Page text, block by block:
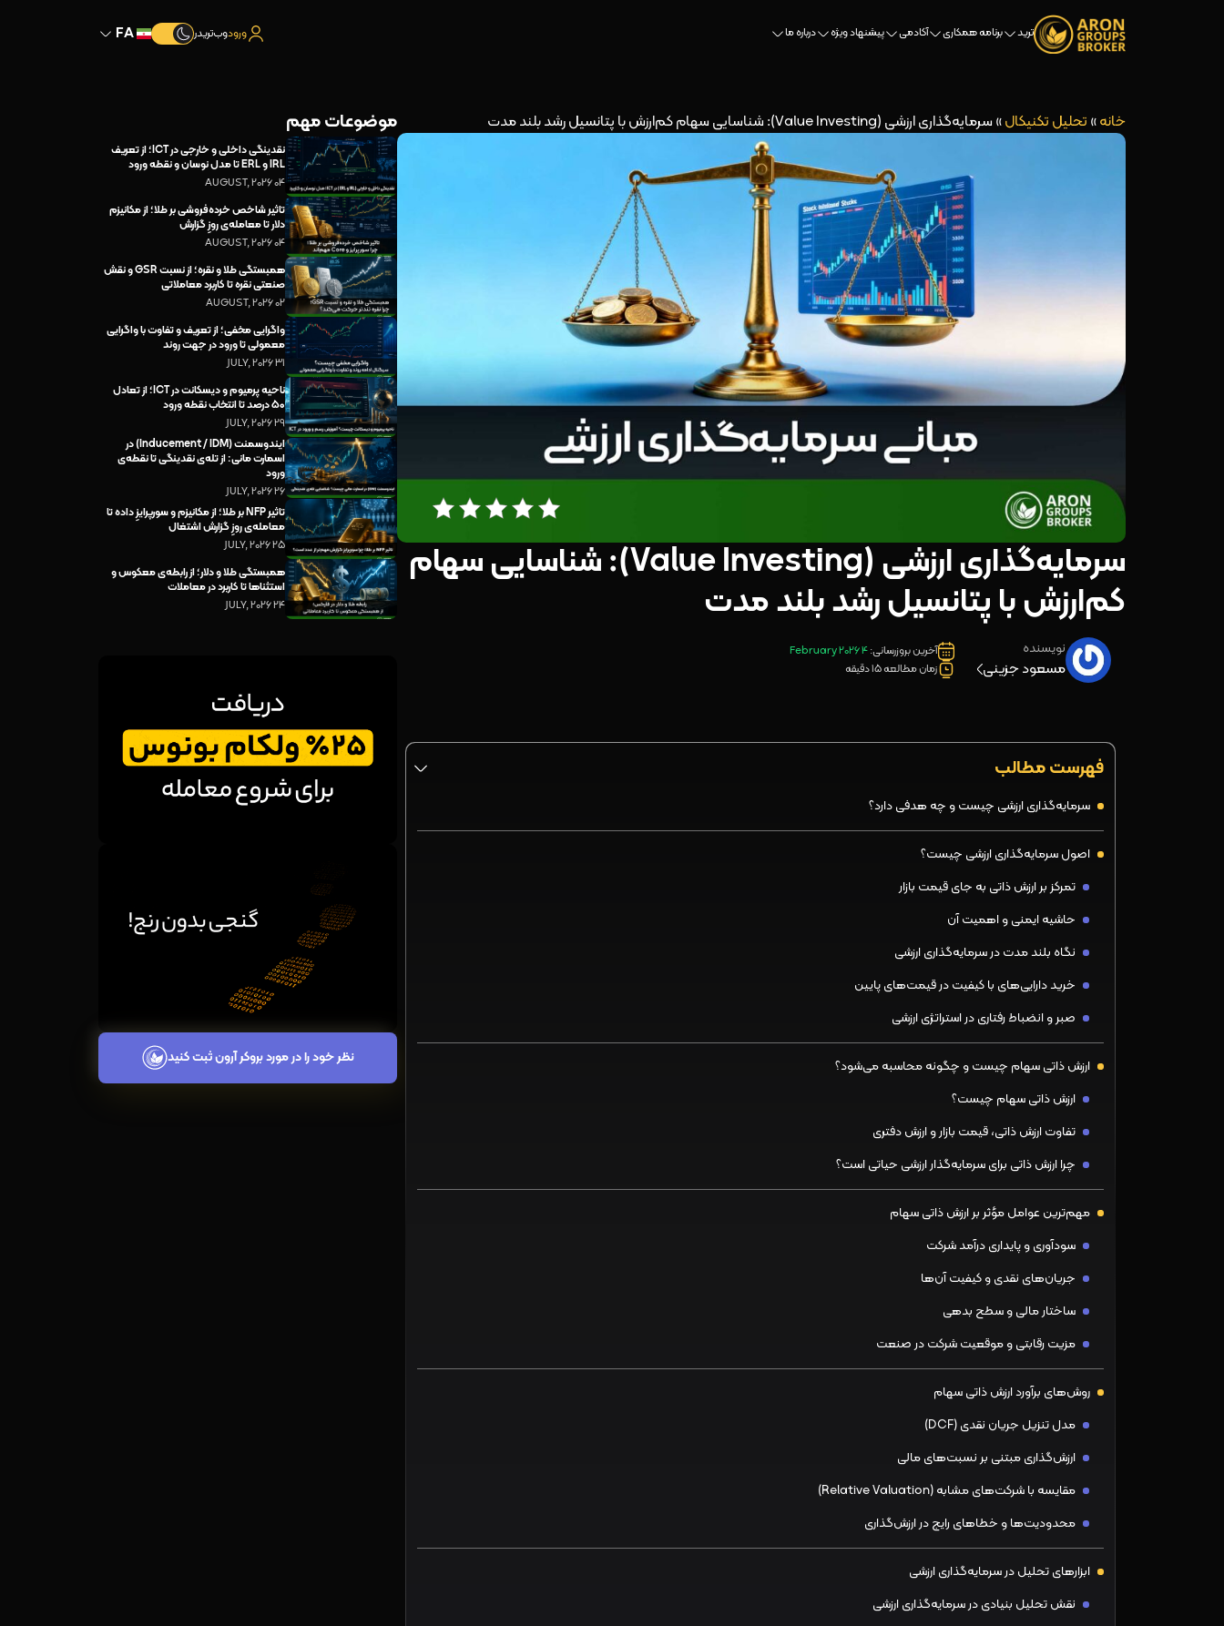
ترید برنامه همکاری آکادمی پیشنهاد ویژه درباره ما ورودوب‌تریدر
خانه» تحلیل تکنیکال» سرمایه‌گذاری ارزشی (Value Investing): شناسایی سهام کم‌ارزش با پتانسیل رشد بلند مدت
سرمایه‌گذاری ارزشی (Value Investing): شناسایی سهام
کم‌ارزش با پتانسیل رشد بلند مدت
نویسنده
مسعود جزینی
آخرین بروزرسانی:4 February 2026
زمان مطالعه 15 دقیقه
فهرست مطالب
سرمایه‌گذاری ارزشی چیست و چه هدفی دارد؟
اصول سرمایه‌گذاری ارزشی چیست؟
تمرکز بر ارزش ذاتی به‌ جای قیمت بازار
حاشیه ایمنی و اهمیت آن
نگاه بلند مدت در سرمایه‌گذاری ارزشی
خرید دارایی‌های با کیفیت در قیمت‌های پایین
صبر و انضباط رفتاری در استراتژی ارزشی
ارزش ذاتی سهام چیست و چگونه محاسبه می‌شود؟
ارزش ذاتی سهام چیست؟
تفاوت ارزش ذاتی، قیمت بازار و ارزش دفتری
چرا ارزش ذاتی برای سرمایه‌گذار ارزشی حیاتی است؟
مهم‌ترین عوامل مؤثر بر ارزش ذاتی سهام
سودآوری و پایداری درآمد شرکت
جریان‌های نقدی و کیفیت آن‌ها
ساختار مالی و سطح بدهی
مزیت رقابتی و موقعیت شرکت در صنعت
روش‌های برآورد ارزش ذاتی سهام
مدل تنزیل جریان نقدی (DCF)
ارزش‌گذاری مبتنی بر نسبت‌های مالی
مقایسه با شرکت‌های مشابه (Relative Valuation)
محدودیت‌ها و خطاهای رایج در ارزش‌گذاری
ابزارهای تحلیل در سرمایه‌گذاری ارزشی
نقش تحلیل بنیادی در سرمایه‌گذاری ارزشی
موضوعات مهم
نقدینگی داخلی و خارجی در ICT؛ از تعریف
IRL و ERL تا مدل نوسان و نقطه ورود
04 AUGUST, 2026
تاثیر شاخص خرده‌فروشی بر طلا؛ از مکانیزم
دلار تا معامله‌ی روزِ گزارش
04 AUGUST, 2026
همبستگی طلا و نقره؛ از نسبت GSR و نقش
صنعتی نقره تا کاربرد معاملاتی
02 AUGUST, 2026
واگرایی مخفی؛ از تعریف و تفاوت با واگرایی
معمولی تا ورود در جهت روند
31 JULY, 2026
ناحیه پرمیوم و دیسکانت در ICT؛ از تعادل
۵۰ درصد تا انتخاب نقطه ورود
29 JULY, 2026
ایندوسمنت (Inducement / IDM) در
اسمارت مانی: از تله‌ی نقدینگی تا نقطه‌ی
ورود
26 JULY, 2026
تاثیر NFP بر طلا؛ از مکانیزم و سورپرایزِ داده تا
معامله‌ی روزِ گزارش اشتغال
25 JULY, 2026
همبستگی طلا و دلار؛ از رابطه‌ی معکوس و
استثناها تا کاربرد در معاملات
24 JULY, 2026
نظر خود را در مورد بروکر آرون ثبت کنید